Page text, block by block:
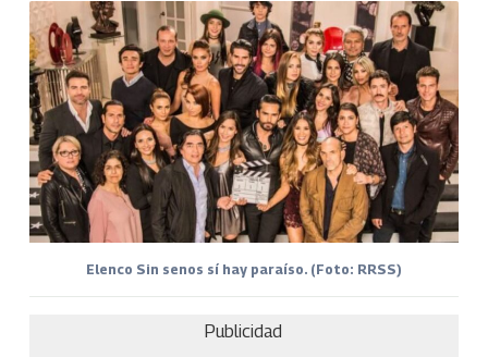
Elenco Sin senos sí hay paraíso. (Foto: RRSS)
Publicidad